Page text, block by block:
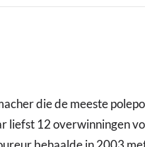
die de meeste
liefst 12 overwinningen